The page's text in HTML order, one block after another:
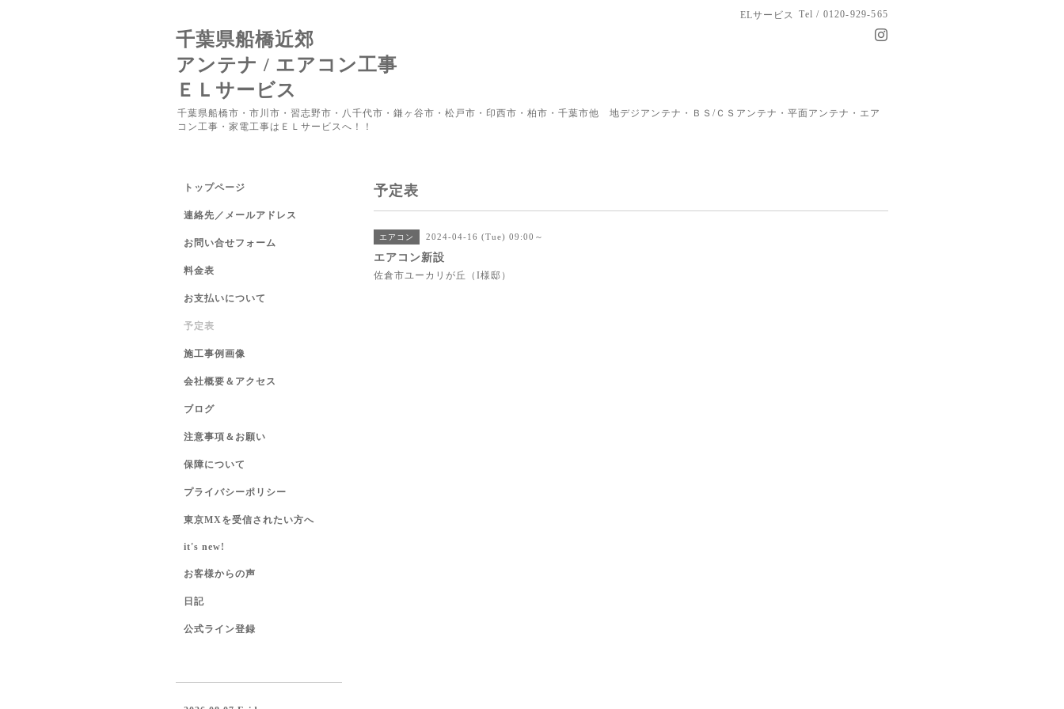
ELサービス Tel / 0120-929-565
千葉県船橋近郊
アンテナ / エアコン工事
ＥＬサービス
千葉県船橋市・市川市・習志野市・八千代市・鎌ヶ谷市・松戸市・印西市・柏市・千葉市他 地デジアンテナ・ＢＳ/ＣＳアンテナ・平面アンテナ・エア
コン工事・家電工事はＥＬサービスへ！！
予定表
エアコン 2024-04-16 (Tue) 09:00～
エアコン新設
佐倉市ユーカリが丘（I様邸）
トップページ
連絡先／メールアドレス
お問い合せフォーム
料金表
お支払いについて
予定表
施工事例画像
会社概要＆アクセス
ブログ
注意事項＆お願い
保障について
プライバシーポリシー
東京MXを受信されたい方へ
it's new!
お客様からの声
日記
公式ライン登録